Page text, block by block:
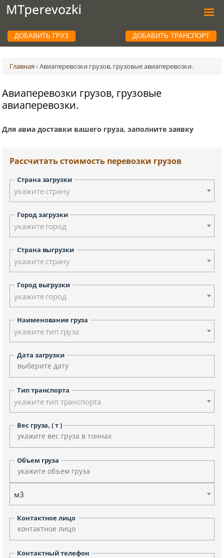
ДОБАВИТЬ ГРУЗ ДОБАВИТЬ ТРАНСПОРТ
Главная ›Авиаперевозки грузов, грузовые авиаперевозки.
Авиаперевозки грузов, грузовые
авиаперевозки.
Для авиа доставки вашего груза, заполните заявку
Рассчитать стоимость перевозки грузов
Страна загрузки
укажите страну
Город загрузки
укажите город
Страна выгрузки
укажите страну
Город выгрузки
укажите город
Наименование груза
укажите тип груза
Дата загрузки
Тип транспорта
укажите тип транспорта
Вес груза, ( т )
Объем груза
м3
Контактное лицо
Контактный телефон